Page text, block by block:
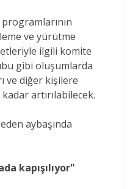
ve yürütme
ilgili komite
gibi oluşumlarda
ve diğer kişilere
artırılabilecek.
aybaşında
kapışılıyor"